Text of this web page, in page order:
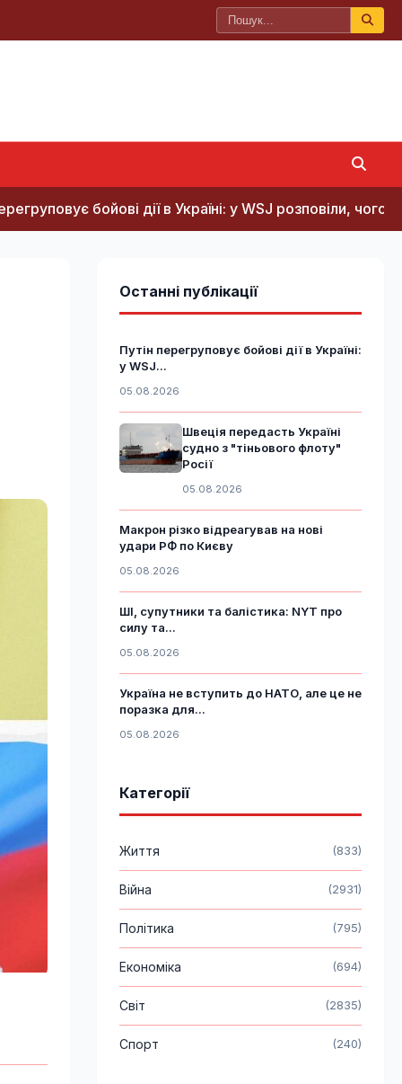
дії в Україні: у WSJ розповіли, чого він прагне
Останні публікації
Путін перегруповує бойові дії в Україні:
у WSJ...
05.08.2026
Швеція передасть Україні
судно з "тіньового флоту"
Росії
05.08.2026
Макрон різко відреагував на нові
удари РФ по Києву
05.08.2026
ШІ, супутники та балістика: NYT про
силу та...
05.08.2026
Україна не вступить до НАТО, але це не
поразка для...
05.08.2026
Категорії
Життя (833)
Війна (2931)
Політика (795)
Економіка (694)
Світ (2835)
Спорт (240)